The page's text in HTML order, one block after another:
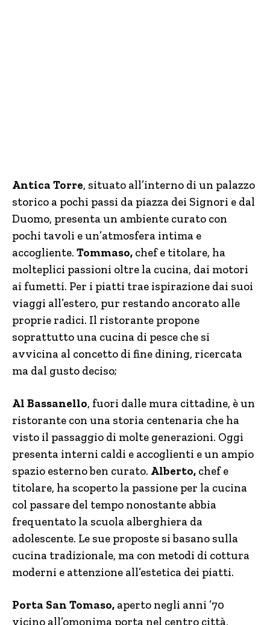
Antica Torre, situato all’interno di un palazzo
storico a pochi passi da piazza dei Signori e dal
Duomo, presenta un ambiente curato con
pochi tavoli e un’atmosfera intima e
accogliente. Tommaso, chef e titolare, ha
molteplici passioni oltre la cucina, dai motori
ai fumetti. Per i piatti trae ispirazione dai suoi
viaggi all’estero, pur restando ancorato alle
proprie radici. Il ristorante propone
soprattutto una cucina di pesce che si
avvicina al concetto di fine dining, ricercata
ma dal gusto deciso;
Al Bassanello, fuori dalle mura cittadine, è un
ristorante con una storia centenaria che ha
visto il passaggio di molte generazioni. Oggi
presenta interni caldi e accoglienti e un ampio
spazio esterno ben curato. Alberto, chef e
titolare, ha scoperto la passione per la cucina
col passare del tempo nonostante abbia
frequentato la scuola alberghiera da
adolescente. Le sue proposte si basano sulla
cucina tradizionale, ma con metodi di cottura
moderni e attenzione all’estetica dei piatti.
Porta San Tomaso, aperto negli anni ’70
vicino all’omonima porta nel centro città,